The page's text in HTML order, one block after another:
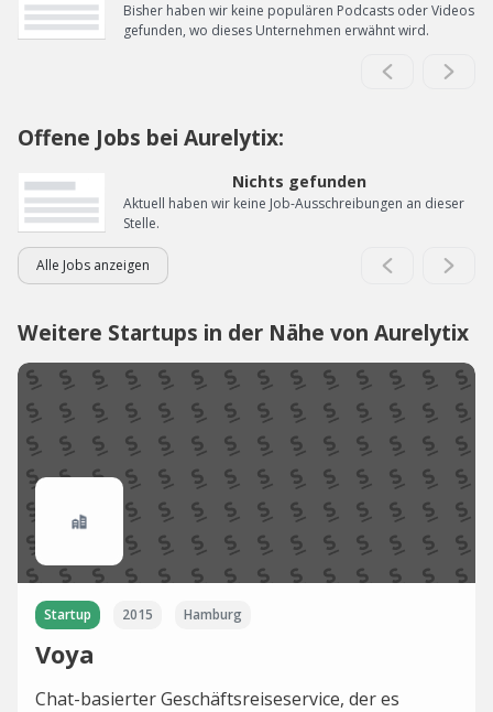
Bisher haben wir keine populären Podcasts oder Videos
gefunden, wo dieses Unternehmen erwähnt wird.
Offene Jobs bei Aurelytix:
Nichts gefunden
Aktuell haben wir keine Job-Ausschreibungen an dieser
Stelle.
Alle Jobs anzeigen
Weitere Startups in der Nähe von Aurelytix
Startup 2015 Hamburg
Voya
Chat-basierter Geschäftsreiseservice, der es